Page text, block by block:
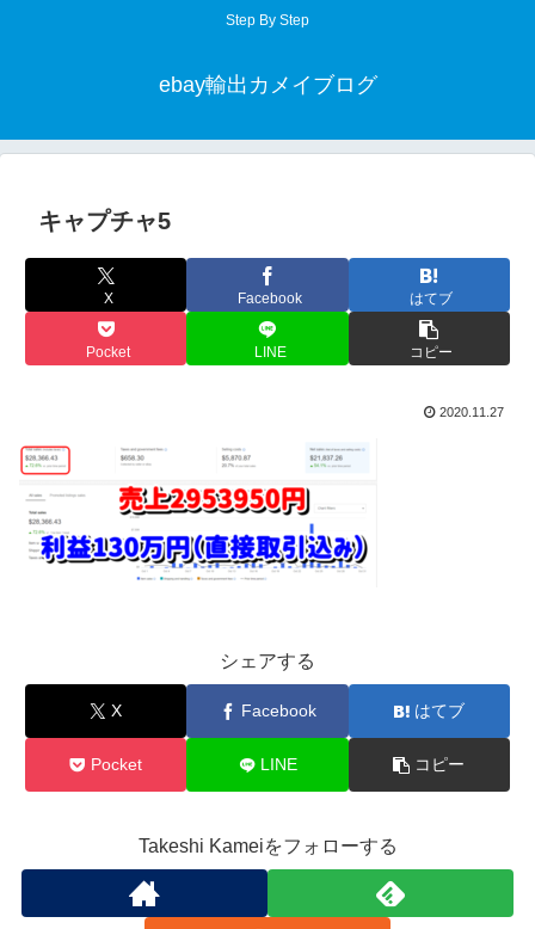
Step By Step
ebay輸出カメイブログ
キャプチャ5
X Facebook はてブ
Pocket LINE コピー
2020.11.27
シェアする
X Facebook はてブ
Pocket LINE コピー
Takeshi Kameiをフォローする